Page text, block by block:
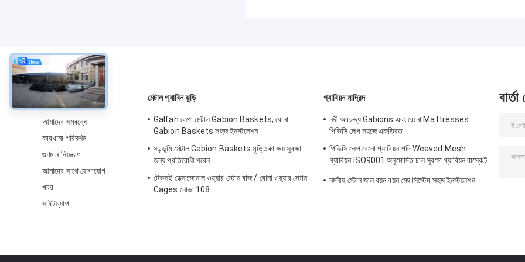
সম্বন্ধে
আমাদের সম্বন্ধে
কারখানা পরিদর্শন
গুণমান নিয়ন্ত্রণ
আমাদের সাথে যোগাযোগ
খবর
সাইটম্যাপ
মেটাল গ্যাবিন ঝুড়ি
Galfan লেপা মেটাল Gabion Baskets, বোনা
Gabion Baskets সহজ ইনস্টলেশন
ষড়ভূমি মেটাল Gabion Baskets মৃত্তিকা ক্ষয় সুরক্ষা
জন্য প্রতিরোধী পরেন
টেকসই হেক্সাজোনাল ওয়্যার স্টোন বাজ / বোনা ওয়্যার স্টোন
Cages নোভা 108
গ্যাবিয়ন মাদ্রিদ
নদী অবরুদ্ধ Gabions এবং রেনো Mattresses
পিভিসি লেপ সহজে একত্রিত
পিভিসি লেপ রেনো গ্যাবিয়ন গদি Weaved Mesh
গ্যাবিয়ন ISO9001 অনুমোদিত ঢাল সুরক্ষা গ্যাবিয়ন বাস্কেট
নমনীয় স্টোন জাল বয়ন বয়ন মেষ সিস্টেম সহজ ইনস্টলেশন
বার্তা